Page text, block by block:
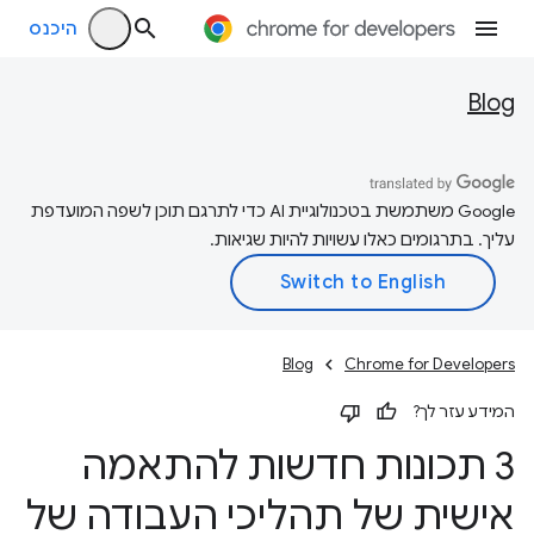
היכנס
Blog
‫Google משתמשת בטכנולוגיית AI כדי לתרגם תוכן לשפה המועדפת
עליך. בתרגומים כאלו עשויות להיות שגיאות.
Chrome for Developers
Blog
המידע עזר לך?
3 תכונות חדשות להתאמה
אישית של תהליכי העבודה של